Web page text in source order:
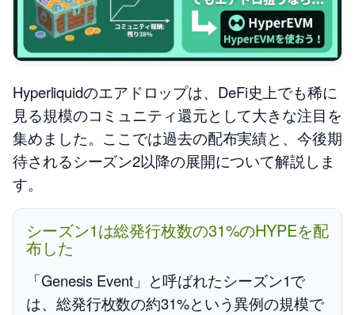
Hyperliquidのエアドロップは、DeFi史上でも稀に
見る規模のコミュニティ還元として大きな注目を
集めました。ここでは過去の配布実績と、今後期
待されるシーズン2以降の展開について解説しま
す。
シーズン1は総発行枚数の31%のHYPEを配
布した
「Genesis Event」と呼ばれたシーズン1で
は、総発行枚数の約31%という異例の規模で